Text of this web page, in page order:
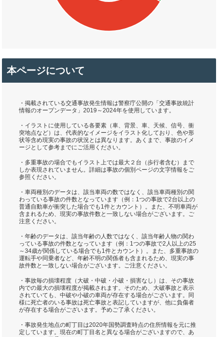
本ページについて
・掲載されている交通事故発生情報は警察庁公開の「交通事故統計
情報のオープンデータ」2019～2024年を使用しています。
・イラストに使用している各要素（車、背景、車、天候、信号、衝
突地点など）は、代表的なイメージをイラスト化しており、色や形
状等含め現実の事故の状況とは異なります。あくまで、事故のイメ
ージとして参考までにご活用ください。
・多重事故の場合でもイラスト上では最大２台（歩行者含む）まで
しか表現されていません。詳細は事故の個別ページの文字情報をご
参照ください。
・車両種別のデータは、該当車両の数ではなく、該当車両種別の関
わっている事故の件数となっています（例：1つの事故で2台以上の
普通自動車が衝突した場合でも1件とカウント）。また、不明車両が
含まれるため、現実の事故件数と一致しない場合がございます。ご
注意ください。
・年齢のデータは、該当年齢の人数ではなく、該当年齢人物の関わ
っている事故の件数となっています（例：1つの事故で2人以上の25
～34歳が関係している場合でも1件とカウント）。また、多重事故の
運転手や同乗者など、年齢不明の関係者も含まれるため、現実の事
故件数と一致しない場合がございます。ご注意ください。
・事故毎の損壊程度（大破・中破・小破・損害なし）は、その事故
内での最大の損壊程度が掲載されます。そのため、大破事故と表示
されていても、中破や小破の車両が存在する場合がございます。同
様に死亡者のいる事故は死亡事故と表記していますが、他に負傷者
が存在する場合がございます。予めご了承ください。
・事故発生地点の町丁目は2020年国勢調査時点の住所情報を元に推
定しています。現在の町丁目名と異なる場合がございますので、あ